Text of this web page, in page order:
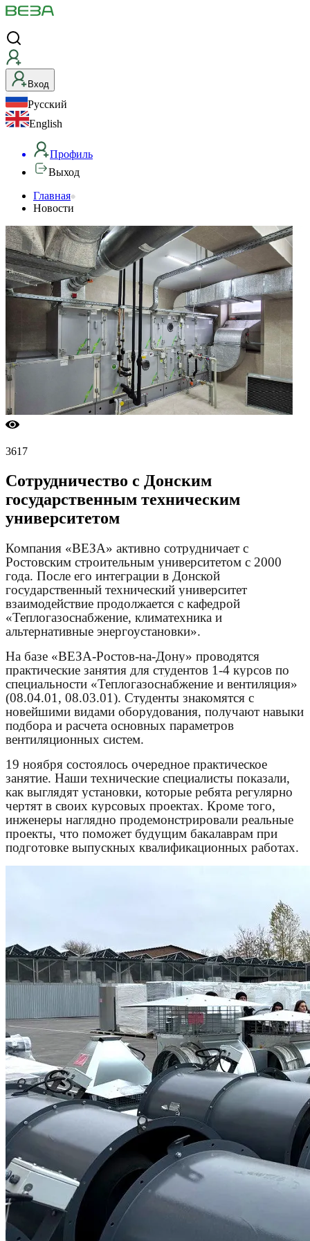
Вход
Русский
English
Профиль
Выход
Главная
Новости
3617
Сотрудничество с Донским
государственным техническим
университетом
Компания «ВЕЗА» активно сотрудничает с
Ростовским строительным университетом с 2000
года. После его интеграции в Донской
государственный технический университет
взаимодействие продолжается с кафедрой
«Теплогазоснабжение, климатехника и
альтернативные энергоустановки».
На базе «ВЕЗА-Ростов-на-Дону» проводятся
практические занятия для студентов 1-4 курсов по
специальности «Теплогазоснабжение и вентиляция»
(08.04.01, 08.03.01). Студенты знакомятся с
новейшими видами оборудования, получают навыки
подбора и расчета основных параметров
вентиляционных систем.
19 ноября состоялось очередное практическое
занятие. Наши технические специалисты показали,
как выглядят установки, которые ребята регулярно
чертят в своих курсовых проектах. Кроме того,
инженеры наглядно продемонстрировали реальные
проекты, что поможет будущим бакалаврам при
подготовке выпускных квалификационных работах.